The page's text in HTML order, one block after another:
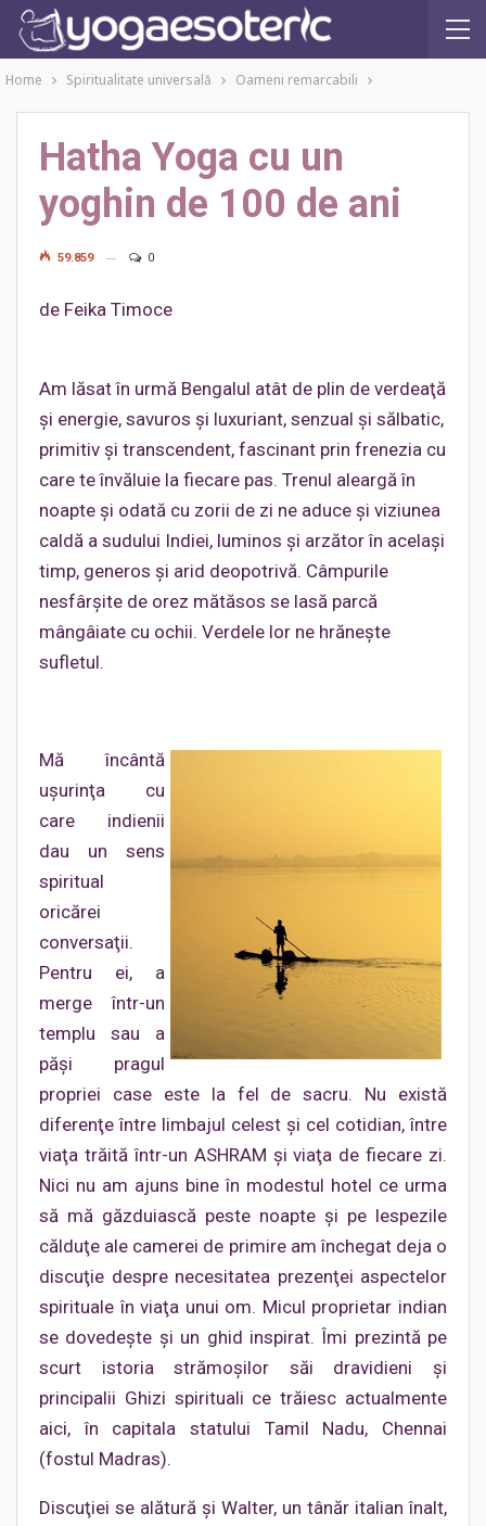
Home Spiritualitate universală Oameni remarcabili
Hatha Yoga cu un
yoghin de 100 de ani
59.859 0
de Feika Timoce
Am lăsat în urmă Bengalul atât de plin de verdeaţă
şi energie, savuros şi luxuriant, senzual şi sălbatic,
primitiv şi transcendent, fascinant prin frenezia cu
care te învăluie la fiecare pas. Trenul aleargă în
noapte şi odată cu zorii de zi ne aduce şi viziunea
caldă a sudului Indiei, luminos şi arzător în acelaşi
timp, generos şi arid deopotrivă. Câmpurile
nesfârşite de orez mătăsos se lasă parcă
mângâiate cu ochii. Verdele lor ne hrăneşte
sufletul.
Mă încântă
uşurinţa cu
care indienii
dau un sens
spiritual
oricărei
conversaţii.
Pentru ei, a
merge într-un
templu sau a
păşi pragul
propriei case este la fel de sacru. Nu există
diferenţe între limbajul celest şi cel cotidian, între
viaţa trăită într-un ASHRAM şi viaţa de fiecare zi.
Nici nu am ajuns bine în modestul hotel ce urma
să mă găzduiască peste noapte şi pe lespezile
călduţe ale camerei de primire am închegat deja o
discuţie despre necesitatea prezenţei aspectelor
spirituale în viaţa unui om. Micul proprietar indian
se dovedeşte şi un ghid inspirat. Îmi prezintă pe
scurt istoria strămoşilor săi dravidieni şi
principalii Ghizi spirituali ce trăiesc actualmente
aici, în capitala statului Tamil Nadu, Chennai
(fostul Madras).
Discuţiei se alătură şi Walter, un tânăr italian înalt,